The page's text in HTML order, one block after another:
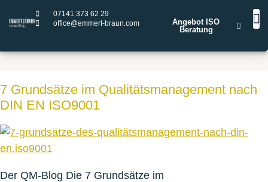
07141 373 62 29
office@emmert-braun.com
Angebot ISO
Beratung
7 Grundsätze im Qualitätsmanagement nach
DIN EN ISO9001
Der QM-Blog Die 7 Grundsätze im